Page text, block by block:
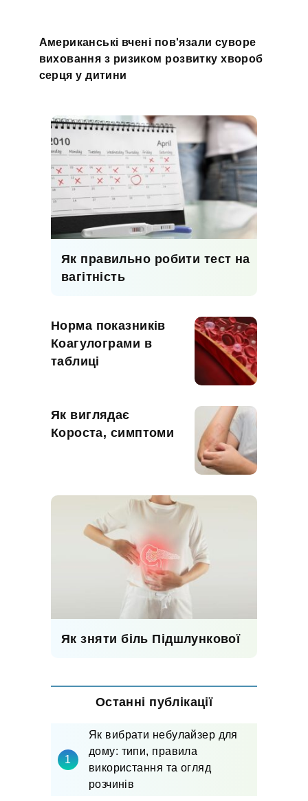
Американські вчені пов'язали суворе
виховання з ризиком розвитку хвороб
серця у дитини
Як правильно робити тест на
вагітність
Норма показників
Коагулограми в
таблиці
Як виглядає
Короста, симптоми
Як зняти біль Підшлункової
Останні публікації
Як вибрати небулайзер для
дому: типи, правила
використання та огляд
розчинів